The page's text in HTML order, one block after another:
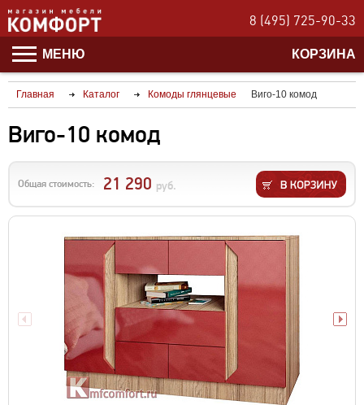
8 (495) 725-90-33
МЕНЮ КОРЗИНА
Главная Каталог Комоды глянцевые Виго-10 комод
Виго-10 комод
Общая стоимость: 21 290 руб.